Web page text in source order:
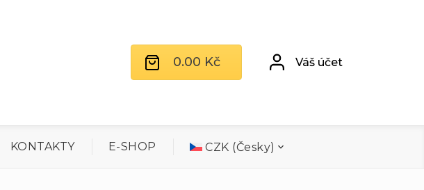
0.00 Kč Váš účet
KONTAKTY E-SHOP CZK (Česky)